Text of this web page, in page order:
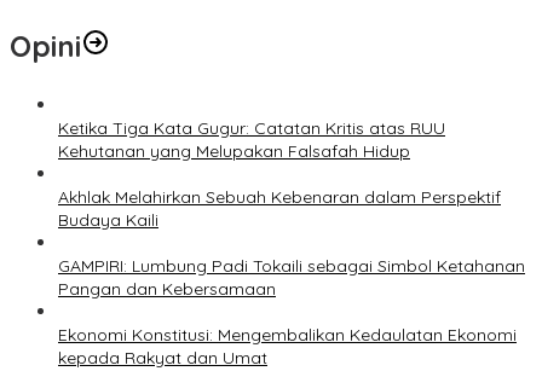
Opini
Ketika Tiga Kata Gugur: Catatan Kritis atas RUU
Kehutanan yang Melupakan Falsafah Hidup
Akhlak Melahirkan Sebuah Kebenaran dalam Perspektif
Budaya Kaili
GAMPIRI: Lumbung Padi Tokaili sebagai Simbol Ketahanan
Pangan dan Kebersamaan
Ekonomi Konstitusi: Mengembalikan Kedaulatan Ekonomi
kepada Rakyat dan Umat